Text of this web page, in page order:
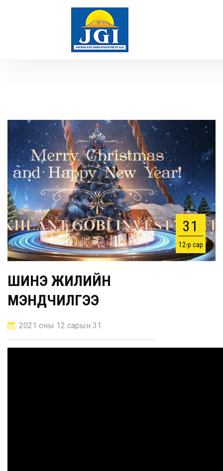
31
12-р сар
ШИНЭ ЖИЛИЙН
МЭНДЧИЛГЭЭ
2021 оны 12 сарын 31